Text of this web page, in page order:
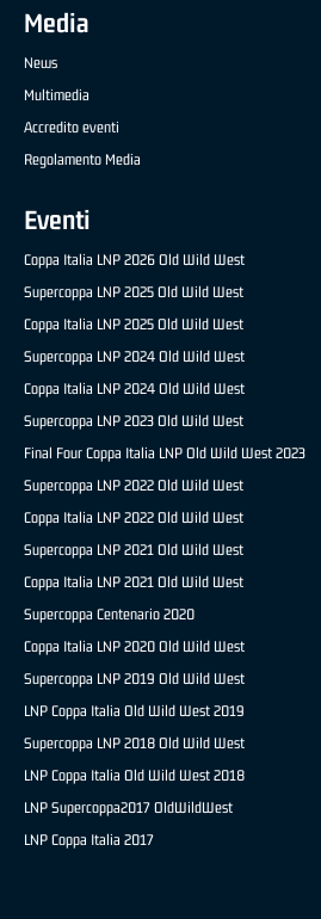
Media
News
Multimedia
Accredito eventi
Regolamento Media
Eventi
Coppa Italia LNP 2026 Old Wild West
Supercoppa LNP 2025 Old Wild West
Coppa Italia LNP 2025 Old Wild West
Supercoppa LNP 2024 Old Wild West
Coppa Italia LNP 2024 Old Wild West
Supercoppa LNP 2023 Old Wild West
Final Four Coppa Italia LNP Old Wild West 2023
Supercoppa LNP 2022 Old Wild West
Coppa Italia LNP 2022 Old Wild West
Supercoppa LNP 2021 Old Wild West
Coppa Italia LNP 2021 Old Wild West
Supercoppa Centenario 2020
Coppa Italia LNP 2020 Old Wild West
Supercoppa LNP 2019 Old Wild West
LNP Coppa Italia Old Wild West 2019
Supercoppa LNP 2018 Old Wild West
LNP Coppa Italia Old Wild West 2018
LNP Supercoppa2017 OldWildWest
LNP Coppa Italia 2017